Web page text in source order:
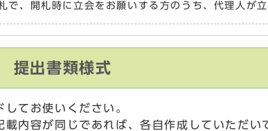
で、開札時に立会をお願いする方のうち、代理人が
提出書類様式
してお使いください。
載内容が同じであれば、各自作成していただい